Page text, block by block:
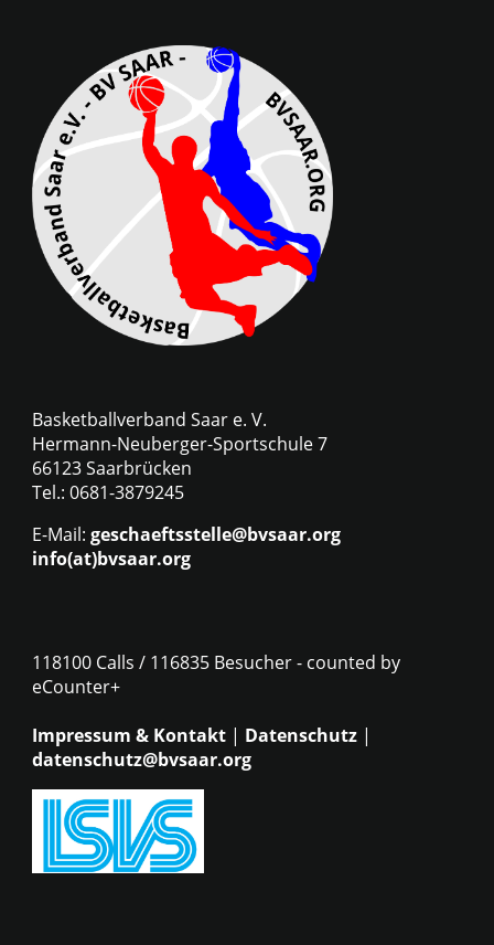
Basketballverband Saar e. V.
Hermann-Neuberger-Sportschule 7
66123 Saarbrücken
Tel.: 0681-3879245
E-Mail: geschaeftsstelle@bvsaar.org
info(at)bvsaar.org
118100 Calls / 116835 Besucher - counted by
eCounter+
Impressum & Kontakt | Datenschutz |
datenschutz@bvsaar.org